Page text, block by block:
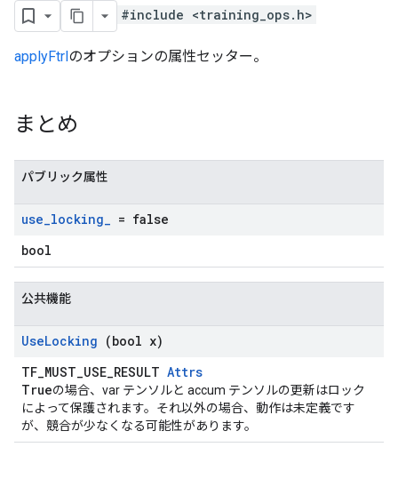
#include <training_ops.h>
applyFtrlのオプションの属性セッター。
まとめ
パブリック属性
use_locking_ = false
bool
公共機能
UseLocking (bool x)
TF_MUST_USE_RESULT Attrs
Trueの場合、var テンソルと accum テンソルの更新はロック
によって保護されます。それ以外の場合、動作は未定義です
が、競合が少なくなる可能性があります。